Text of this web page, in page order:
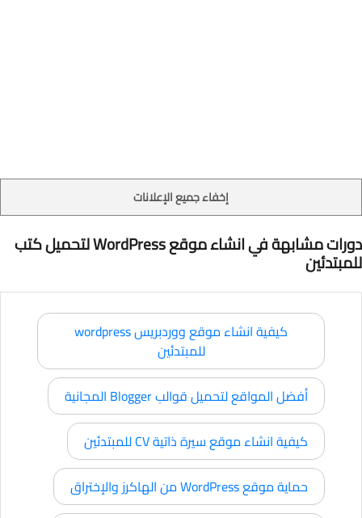
إخفاء جميع الإعلانات
دورات مشابهة في انشاء موقع WordPress لتحميل كتب
للمبتدئين
كيفية انشاء موقع ووردبريس wordpress
للمبتدئين
أفضل المواقع لتحميل قوالب Blogger المجانية
كيفية انشاء موقع سيرة ذاتية CV للمبتدئين
حماية موقع WordPress من الهاكرز والإختراق